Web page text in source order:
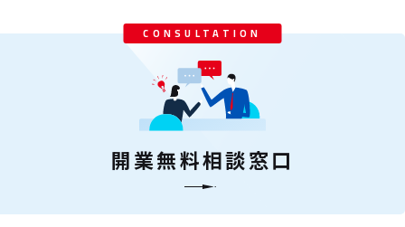
CONSULTATION
開業無料相談窓口